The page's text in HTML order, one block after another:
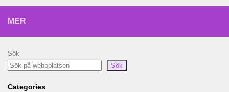
MER
Sök
Sök
Categories